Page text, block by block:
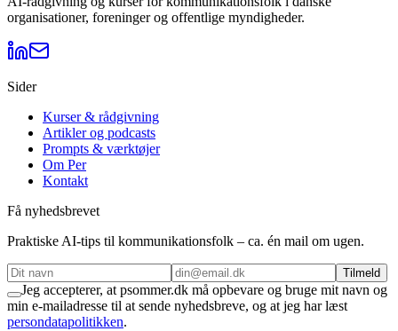
organisationer, foreninger og offentlige myndigheder.
Sider
Kurser & rådgivning
Artikler og podcasts
Prompts & værktøjer
Om Per
Kontakt
Få nyhedsbrevet
Praktiske AI-tips til kommunikationsfolk – ca. én mail om ugen.
Tilmeld
Jeg accepterer, at psommer.dk må opbevare og bruge mit navn og
min e-mailadresse til at sende nyhedsbreve, og at jeg har læst
persondatapolitikken.